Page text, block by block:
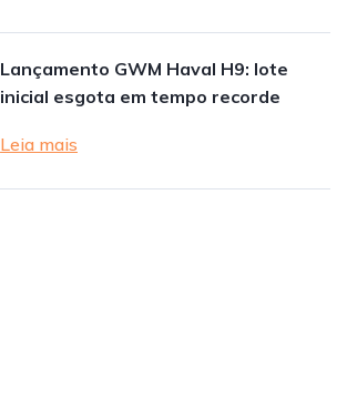
Lançamento GWM Haval H9: lote
inicial esgota em tempo recorde
Leia mais